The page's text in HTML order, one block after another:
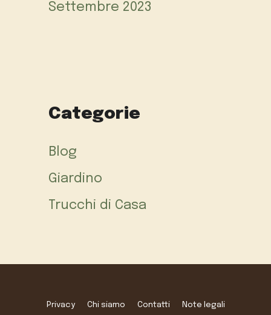
Settembre 2023
Categorie
Blog
Giardino
Trucchi di Casa
Privacy Chi siamo Contatti Note legali